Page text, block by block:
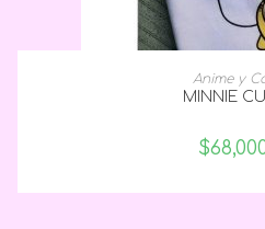
SELECCIONAR
Anime y
MINNIE
$